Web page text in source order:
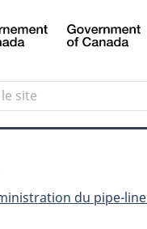
Aller
au
principal
Skip
to
Passer
à
version
simplifiée
du pipe-